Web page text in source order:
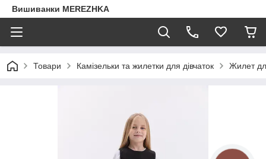
Вишиванки MEREZHKA
Товари Камізельки та жилетки для дівчаток Жилет